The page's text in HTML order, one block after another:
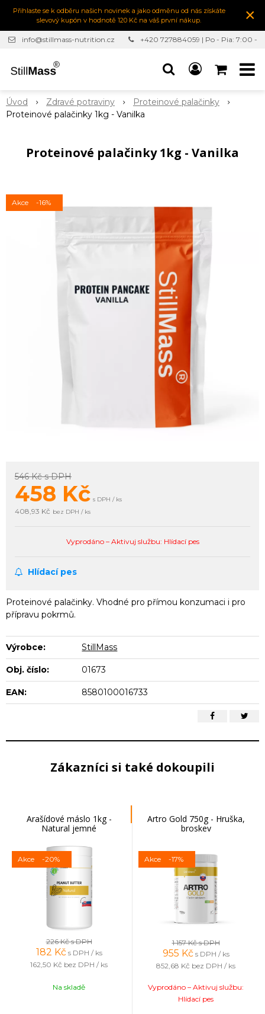
Přihlaste se k odběru našich novinek a jako odměnu od nás získáte
slevový kupón v hodnotě 120 Kč na váš první nákup.
×
info@stillmass-nutrition.cz
+420 727884059 | Po - Pia: 7:00 -
Úvod Zdravé potraviny
Proteinové palačinky
Proteinové palačinky 1kg - Vanilka
Proteinové palačinky 1kg - Vanilka
Akce -16%
546 Kčs DPH
458 Kč s DPH / ks
408,93 Kč bez DPH / ks
Vyprodáno – Aktivuj službu: Hlídací pes
Hlídací pes
Proteinové palačinky. Vhodné pro přímou konzumaci i pro
přípravu pokrmů.
Výrobce: StillMass
Obj. číslo: 01673
EAN: 8580100016733
Zákazníci si také dokoupili
Arašídové máslo 1kg -
Natural jemné
Akce -20%
226 Kčs DPH
182 Kč s DPH / ks
162,50 Kč bez DPH / ks
Na skladě
Artro Gold 750g - Hruška,
broskev
Akce -17%
1 157 Kčs DPH
955 Kč s DPH / ks
852,68 Kč bez DPH / ks
Vyprodáno – Aktivuj službu:
Hlídací pes